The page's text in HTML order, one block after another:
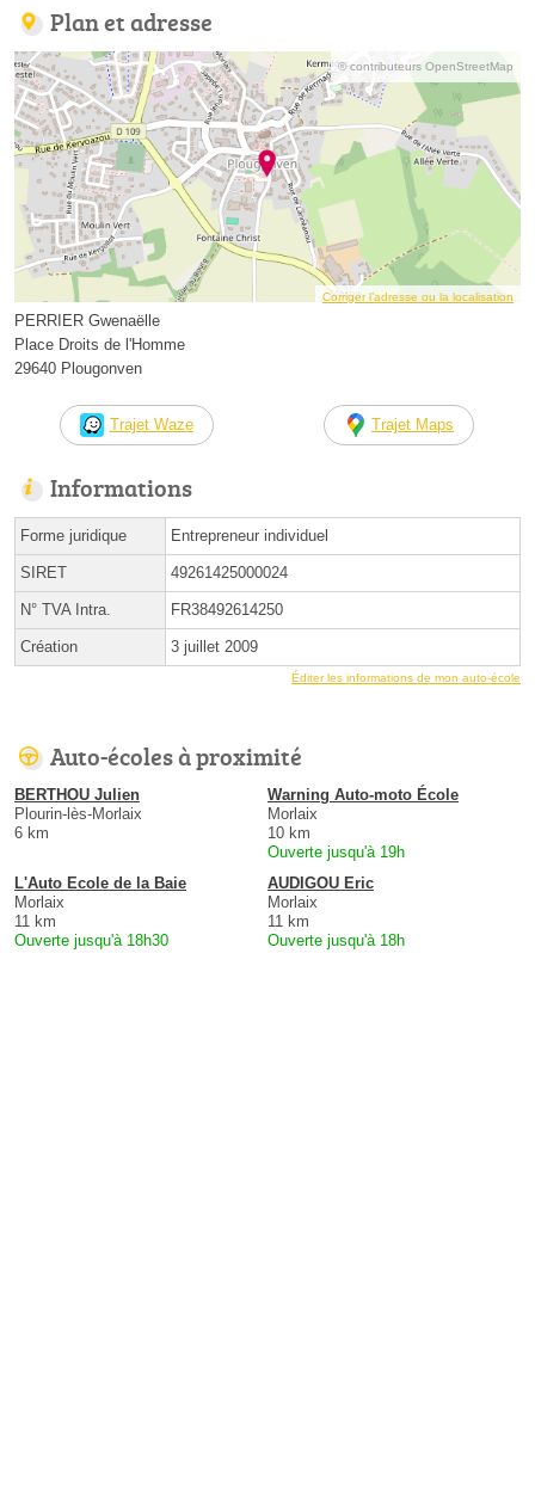
Plan et adresse
© contributeurs OpenStreetMap
Corriger l’adresse ou la localisation
PERRIER Gwenaëlle
Place Droits de l'Homme
29640 Plougonven
Trajet Waze Trajet Maps
Informations
Forme juridique Entrepreneur individuel
SIRET 49261425000024
N° TVA Intra. FR38492614250
Création 3 juillet 2009
Éditer les informations de mon auto-école
Auto-écoles à proximité
BERTHOU Julien
Plourin-lès-Morlaix
6 km
Warning Auto-moto École
Morlaix
10 km
Ouverte jusqu'à 19h
L'Auto Ecole de la Baie
Morlaix
11 km
Ouverte jusqu'à 18h30
AUDIGOU Eric
Morlaix
11 km
Ouverte jusqu'à 18h